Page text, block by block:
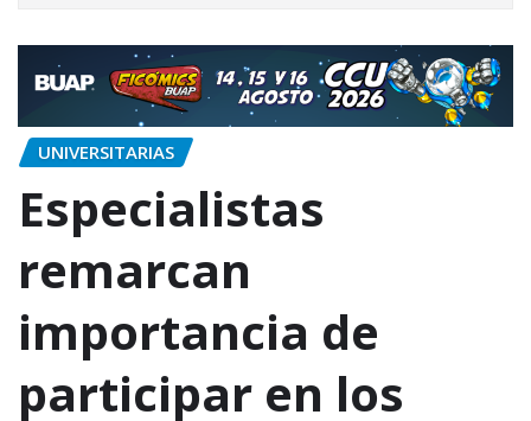
UNIVERSITARIAS
Especialistas
remarcan
importancia de
participar en los